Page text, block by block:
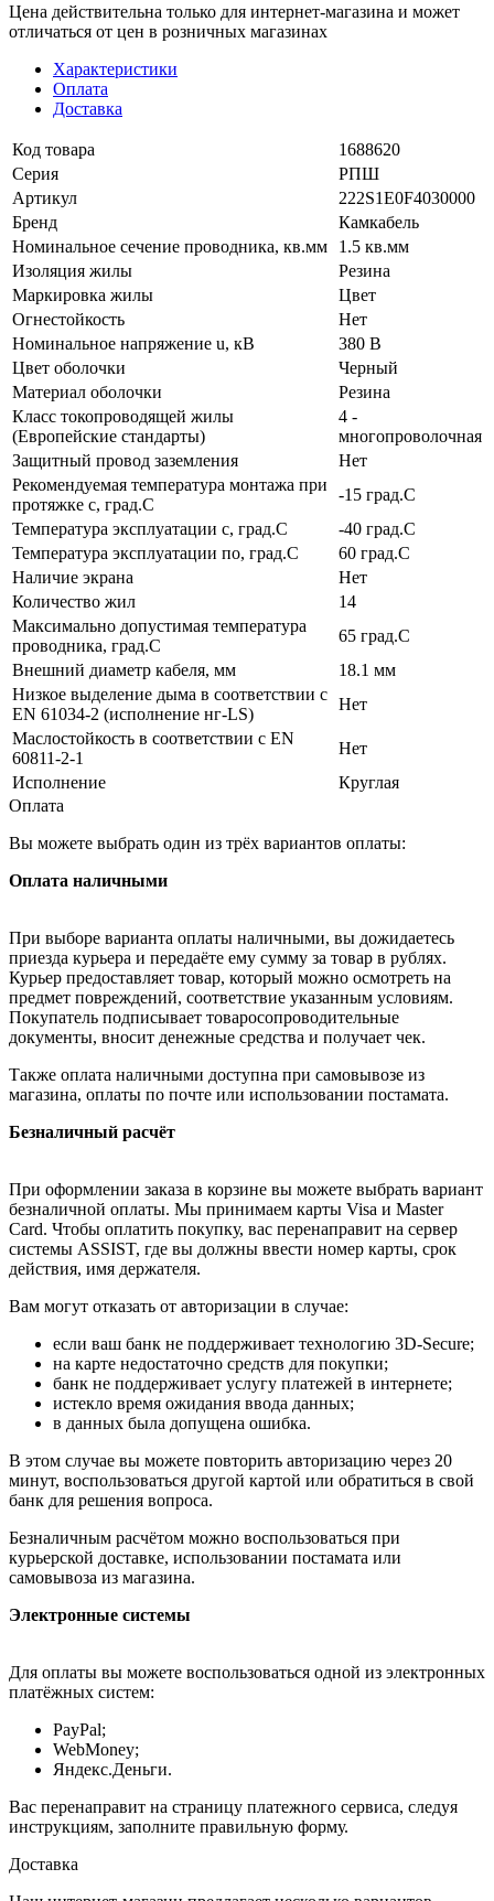
Цена действительна только для интернет-магазина и может
отличаться от цен в розничных магазинах
Характеристики
Оплата
Доставка
Код товара
1688620
Серия
РПШ
Артикул
222S1E0F4030000
Бренд
Камкабель
Номинальное сечение проводника, кв.мм
1.5 кв.мм
Изоляция жилы
Резина
Маркировка жилы
Цвет
Огнестойкость
Нет
Номинальное напряжение u, кВ
380 В
Цвет оболочки
Черный
Материал оболочки
Резина
Класс токопроводящей жилы
(Европейские стандарты)
4 -
многопроволочная
Защитный провод заземления
Нет
Рекомендуемая температура монтажа при
протяжке с, град.C
-15 град.C
Температура эксплуатации с, град.C
-40 град.C
Температура эксплуатации по, град.C
60 град.C
Наличие экрана
Нет
Количество жил
14
Максимально допустимая температура
проводника, град.C
65 град.C
Внешний диаметр кабеля, мм
18.1 мм
Низкое выделение дыма в соответствии с
EN 61034-2 (исполнение нг-LS)
Нет
Маслостойкость в соответствии с EN
60811-2-1
Нет
Исполнение
Круглая
Оплата
Вы можете выбрать один из трёх вариантов оплаты:
Оплата наличными
При выборе варианта оплаты наличными, вы дожидаетесь
приезда курьера и передаёте ему сумму за товар в рублях.
Курьер предоставляет товар, который можно осмотреть на
предмет повреждений, соответствие указанным условиям.
Покупатель подписывает товаросопроводительные
документы, вносит денежные средства и получает чек.
Также оплата наличными доступна при самовывозе из
магазина, оплаты по почте или использовании постамата.
Безналичный расчёт
При оформлении заказа в корзине вы можете выбрать вариант
безналичной оплаты. Мы принимаем карты Visa и Master
Card. Чтобы оплатить покупку, вас перенаправит на сервер
системы ASSIST, где вы должны ввести номер карты, срок
действия, имя держателя.
Вам могут отказать от авторизации в случае:
если ваш банк не поддерживает технологию 3D-Secure;
на карте недостаточно средств для покупки;
банк не поддерживает услугу платежей в интернете;
истекло время ожидания ввода данных;
в данных была допущена ошибка.
В этом случае вы можете повторить авторизацию через 20
минут, воспользоваться другой картой или обратиться в свой
банк для решения вопроса.
Безналичным расчётом можно воспользоваться при
курьерской доставке, использовании постамата или
самовывоза из магазина.
Электронные системы
Для оплаты вы можете воспользоваться одной из электронных
платёжных систем:
PayPal;
WebMoney;
Яндекс.Деньги.
Вас перенаправит на страницу платежного сервиса, следуя
инструкциям, заполните правильную форму.
Доставка